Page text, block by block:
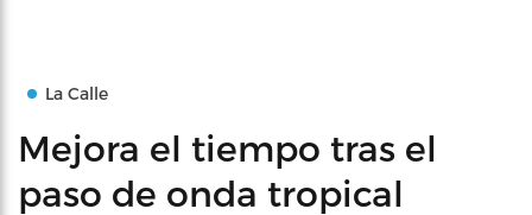
La Calle
Mejora el tiempo tras el
paso de onda tropical